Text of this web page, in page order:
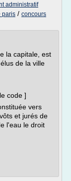
administratif
paris / concours
la capitale, est
de la ville
code ]
vers
et jurés de
l'eau le droit